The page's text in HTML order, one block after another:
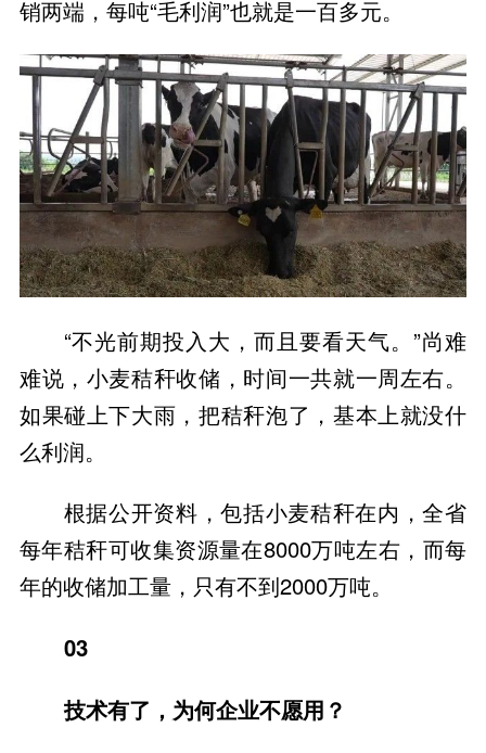
销两端，每吨“毛利润”也就是一百多元。
“不光前期投入大，而且要看天气。”尚难
难说，小麦秸秆收储，时间一共就一周左右。
如果碰上下大雨，把秸秆泡了，基本上就没什
么利润。
根据公开资料，包括小麦秸秆在内，全省
每年秸秆可收集资源量在8000万吨左右，而每
年的收储加工量，只有不到2000万吨。
03
技术有了，为何企业不愿用？